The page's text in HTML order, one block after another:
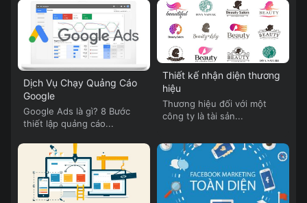
Dịch Vụ Chạy Quảng Cáo
Google
Google Ads là gì? 8 Bước
thiết lập quảng cáo...
Thiết kế nhận diện thương
hiệu
Thương hiệu đối với một
công ty là tài sản...